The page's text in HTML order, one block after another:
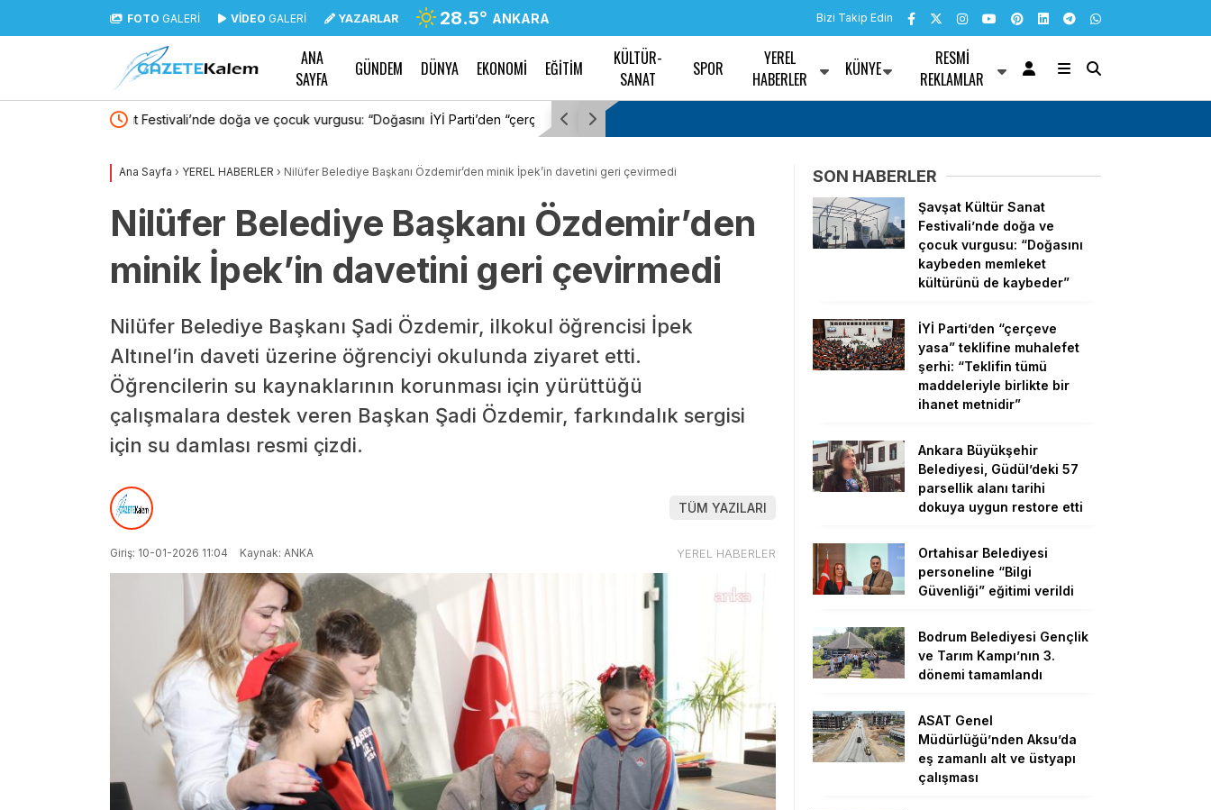
FOTO GALERİ VİDEO GALERİ YAZARLAR 28.5° ANKARA Bizi Takip Edin
ANA
SAYFA
GÜNDEM DÜNYA EKONOMİ EĞİTİM
KÜLTÜR-
SANAT
SPOR
YEREL
HABERLER
KÜNYE
RESMI
REKLAMLAR
vurgusu: “Doğasını İYİ Parti’den “çerçeve yasa” teklifine muhalefet şerhi: “Teklifin tümü Ankara Büyükşehir Belediyesi, Güdül’deki 57 parsellik alanı tarihi
Ana Sayfa › YEREL HABERLER › Nilüfer Belediye Başkanı Özdemir’den minik İpek’in davetini geri çevirmedi
Nilüfer Belediye Başkanı Özdemir’den
minik İpek’in davetini geri çevirmedi
Nilüfer Belediye Başkanı Şadi Özdemir, ilkokul öğrencisi İpek
Altınel’in daveti üzerine öğrenciyi okulunda ziyaret etti.
Öğrencilerin su kaynaklarının korunması için yürüttüğü
çalışmalara destek veren Başkan Şadi Özdemir, farkındalık sergisi
için su damlası resmi çizdi.
TÜM YAZILARI
Giriş: 10-01-2026 11:04 Kaynak: ANKA YEREL HABERLER
SON HABERLER
Şavşat Kültür Sanat
Festivali’nde doğa ve
çocuk vurgusu: “Doğasını
kaybeden memleket
kültürünü de kaybeder”
İYİ Parti’den “çerçeve
yasa” teklifine muhalefet
şerhi: “Teklifin tümü
maddeleriyle birlikte bir
ihanet metnidir”
Ankara Büyükşehir
Belediyesi, Güdül’deki 57
parsellik alanı tarihi
dokuya uygun restore etti
Ortahisar Belediyesi
personeline “Bilgi
Güvenliği” eğitimi verildi
Bodrum Belediyesi Gençlik
ve Tarım Kampı’nın 3.
dönemi tamamlandı
ASAT Genel
Müdürlüğü’nden Aksu’da
eş zamanlı alt ve üstyapı
çalışması